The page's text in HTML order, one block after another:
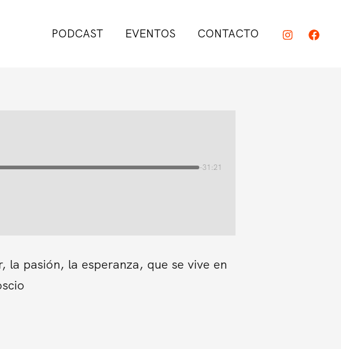
PODCAST EVENTOS CONTACTO
-31:21
la pasión, la esperanza, que se vive en